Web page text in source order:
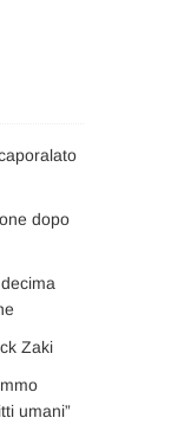
dopo
Zaki
umani”